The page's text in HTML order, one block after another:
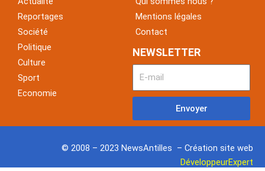
o
o
k
Reportages
Société
Politique
Culture
Sport
Economie
Mentions légales
Contact
NEWSLETTER
Envoyer
© 2008 – 2023 NewsAntilles – Création site web
DéveloppeurExpert